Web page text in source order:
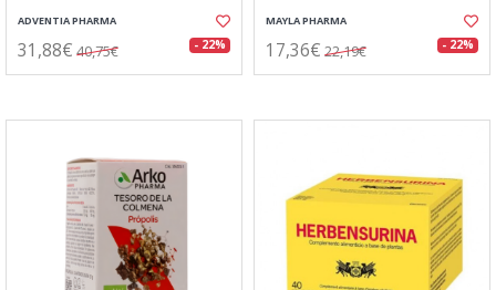
ADVENTIA PHARMA
31,88€ 40,75€ - 22%
MAYLA PHARMA
17,36€ 22,19€ - 22%